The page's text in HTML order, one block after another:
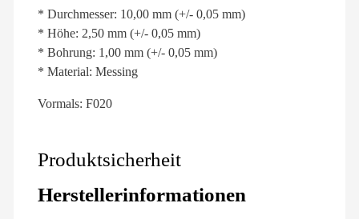
* Durchmesser: 10,00 mm (+/- 0,05 mm)
* Höhe: 2,50 mm (+/- 0,05 mm)
* Bohrung: 1,00 mm (+/- 0,05 mm)
* Material: Messing
Vormals: F020
Produktsicherheit
Herstellerinformationen